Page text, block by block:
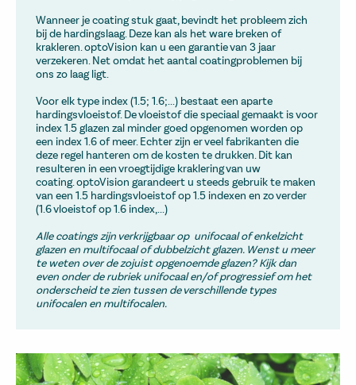
Wanneer je coating stuk gaat, bevindt het probleem zich
bij de hardingslaag. Deze kan als het ware breken of
krakleren. optoVision kan u een garantie van 3 jaar
verzekeren. Net omdat het aantal coatingproblemen bij
ons zo laag ligt.
Voor elk type index (1.5; 1.6;...) bestaat een aparte
hardingsvloeistof. De vloeistof die speciaal gemaakt is voor
index 1.5 glazen zal minder goed opgenomen worden op
een index 1.6 of meer. Echter zijn er veel fabrikanten die
deze regel hanteren om de kosten te drukken. Dit kan
resulteren in een vroegtijdige kraklering van uw
coating. optoVision garandeert u steeds gebruik te maken
van een 1.5 hardingsvloeistof op 1.5 indexen en zo verder
(1.6 vloeistof op 1.6 index,...)
Alle coatings zijn verkrijgbaar op unifocaal of enkelzicht
glazen en multifocaal of dubbelzicht glazen. Wenst u meer
te weten over de zojuist opgenoemde glazen? Kijk dan
even onder de rubriek unifocaal en/of progressief om het
onderscheid te zien tussen de verschillende types
unifocalen en multifocalen.